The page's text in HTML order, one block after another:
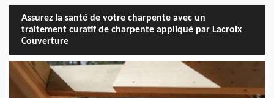
Assurez la santé de votre charpente avec un
traitement curatif de charpente appliqué par Lacroix
Couverture